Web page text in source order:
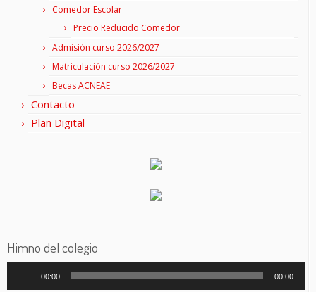
Comedor Escolar
Precio Reducido Comedor
Admisión curso 2026/2027
Matriculación curso 2026/2027
Becas ACNEAE
Contacto
Plan Digital
Himno del colegio
00:00 00:00